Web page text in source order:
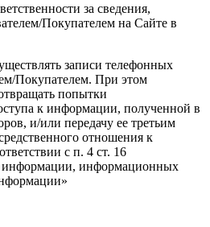
за сведения,
Покупателем на Сайте в
записи телефонных
Покупателем. При этом
попытки
к информации, полученной в
и/или передачу ее третьим
отношения к
с п. 4 ст. 16
информации, информационных